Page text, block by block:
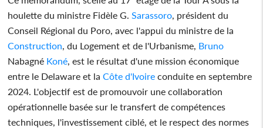
houlette du ministre Fidèle G. Sarassoro , président du
Conseil Régional du Poro, avec l'appui du ministre de la
Construction , du Logement et de l'Urbanisme, Bruno
Nabagné Koné , est le résultat d'une mission économique
entre le Delaware et laCôte d'Ivoire conduite en septembre
2024. L'objectif est de promouvoir une collaboration
opérationnelle basée sur le transfert de compétences
techniques, l'investissement ciblé, et le respect des normes